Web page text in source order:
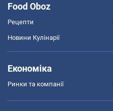
Food Oboz
Рецепти
Новини Кулінарії
Економіка
Ринки та компанії